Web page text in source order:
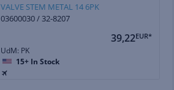
VALVE STEM METAL 14 6PK
03600030 / 32-8207
39,22EUR*
UdM: PK
15+ In Stock